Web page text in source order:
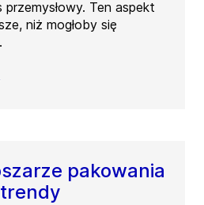
Ten aspekt
niż mogłoby się
pakowania